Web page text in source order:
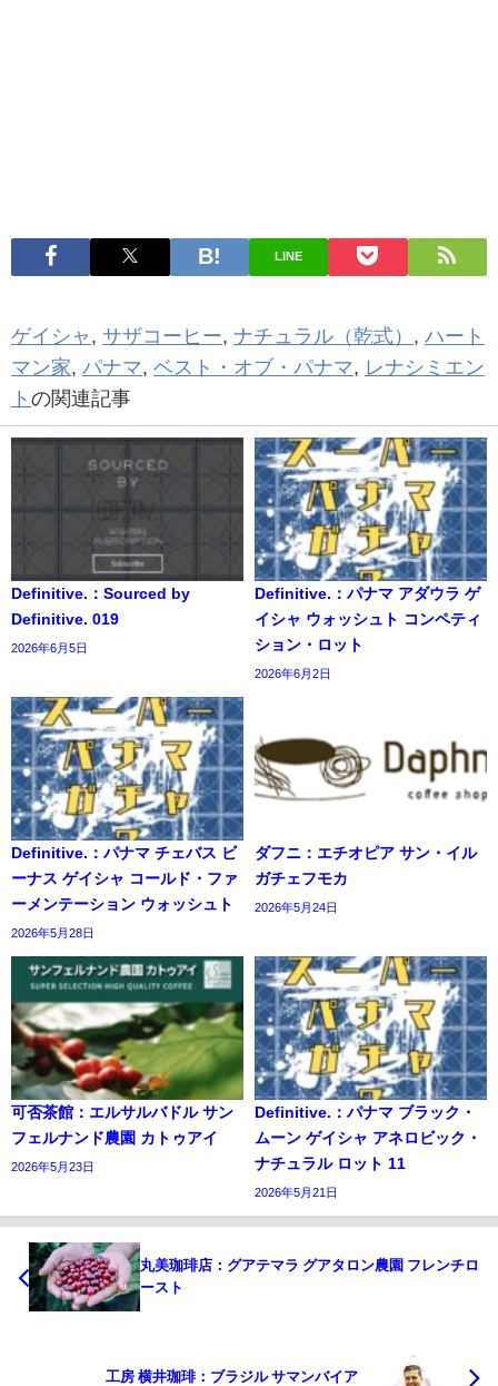
LINE
ゲイシャ , サザコーヒー, ナチュラル（乾式） , ハート
マン家, パナマ, ベスト・オブ・パナマ, レナシミエン
ト の関連記事
Definitive.：Sourced by
Definitive. 019
2026年6月5日
Definitive.：パナマ アダウラ ゲ
イシャ ウォッシュト コンペティ
ション・ロット
2026年6月2日
Definitive.：パナマ チェバス ビ
ーナス ゲイシャ コールド・ファ
ーメンテーション ウォッシュト
2026年5月28日
ダフニ：エチオピア サン・イル
ガチェフモカ
2026年5月24日
可否茶館：エルサルバドル サン
フェルナンド農園 カトゥアイ
2026年5月23日
Definitive.：パナマ ブラック・
ムーン ゲイシャ アネロビック・
ナチュラル ロット 11
2026年5月21日
丸美珈琲店：グアテマラ グアタロン農園 フレンチロ
ースト
工房 横井珈琲：ブラジル サマンバイア